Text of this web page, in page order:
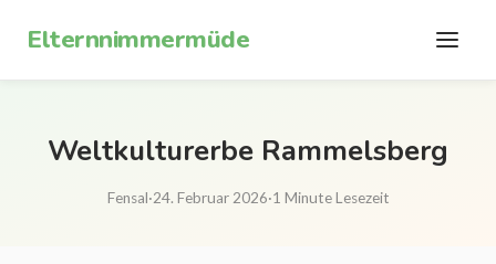
Elternnimmermüde
Weltkulturerbe Rammelsberg
Fensal·24. Februar 2026·1 Minute Lesezeit